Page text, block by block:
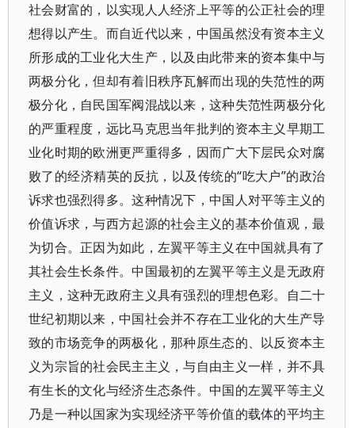
社会财富的，以实现人人经济上平等的公正社会的理
想得以产生。而自近代以来，中国虽然没有资本主义
所形成的工业化大生产，以及由此带来的资本集中与
两极分化，但却有着旧秩序瓦解而出现的失范性的两
极分化，自民国军阀混战以来，这种失范性两极分化
的严重程度，远比马克思当年批判的资本主义早期工
业化时期的欧洲更严重得多，因而广大下层民众对腐
败了的经济精英的反抗，以及传统的“吃大户”的政治
诉求也强烈得多。这种情况下，中国人对平等主义的
价值诉求，与西方起源的社会主义的基本价值观，最
为切合。正因为如此，左翼平等主义在中国就具有了
其社会生长条件。中国最初的左翼平等主义是无政府
主义，这种无政府主义具有强烈的理想色彩。自二十
世纪初期以来，中国社会并不存在工业化的大生产导
致的市场竞争的两极化，那种原生态的、以反资本主
义为宗旨的社会民主主义，与自由主义一样，并不具
有生长的文化与经济生态条件。中国的左翼平等主义
乃是一种以国家为实现经济平等价值的载体的平均主